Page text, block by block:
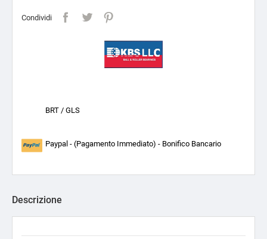
Condividi
BRT / GLS
Paypal - (Pagamento Immediato) - Bonifico Bancario
Descrizione